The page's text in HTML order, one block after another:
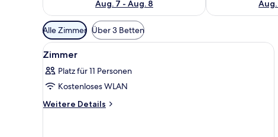
Aug. 7 - Aug. 8
Verfügbare
Filter
für
Alle Zimmer Über 3 Betten
Alle
Fotos
für
Zimmer
anzeigen
1
Zimmer
Platz für 11 Personen
Kostenloses WLAN
Weitere Details
Weitere